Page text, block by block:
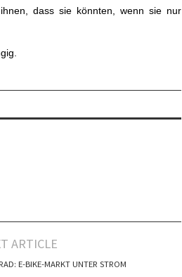
dass sie könnten, wenn sie nur
ARTICLE
E-BIKE-MARKT UNTER STROM